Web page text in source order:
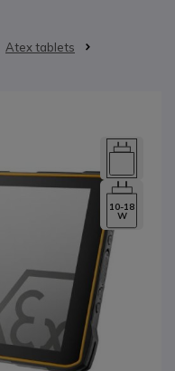
Atex tablets
10-18
W